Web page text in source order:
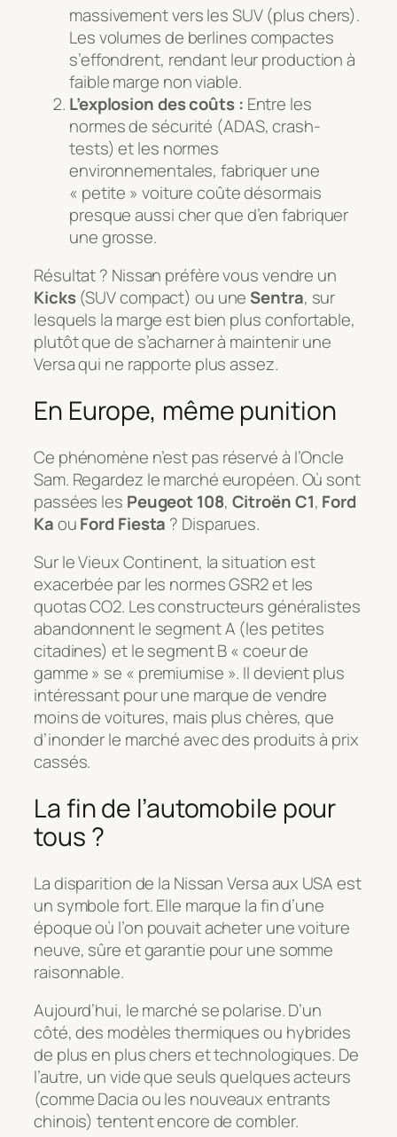
massivement vers les SUV (plus chers).
Les volumes de berlines compactes
s’effondrent, rendant leur production à
faible marge non viable.
L’explosion des coûts : Entre les
normes de sécurité (ADAS, crash-
tests) et les normes
environnementales, fabriquer une
« petite » voiture coûte désormais
presque aussi cher que d’en fabriquer
une grosse.
Résultat ? Nissan préfère vous vendre un
Kicks(SUV compact) ou uneSentra, sur
lesquels la marge est bien plus confortable,
plutôt que de s’acharner à maintenir une
Versa qui ne rapporte plus assez.
En Europe, même punition
Ce phénomène n’est pas réservé à l’Oncle
Sam. Regardez le marché européen. Où sont
passées les Peugeot 108, Citroën C1, Ford
KaouFord Fiesta ? Disparues.
Sur le Vieux Continent, la situation est
exacerbée par les normes GSR2 et les
quotas CO2. Les constructeurs généralistes
abandonnent le segment A (les petites
citadines) et le segment B « coeur de
gamme » se « premiumise ». Il devient plus
intéressant pour une marque de vendre
moins de voitures, mais plus chères, que
d’inonder le marché avec des produits à prix
cassés.
La fin de l’automobile pour
tous ?
La disparition de la Nissan Versa aux USA est
un symbole fort. Elle marque la fin d’une
époque où l’on pouvait acheter une voiture
neuve, sûre et garantie pour une somme
raisonnable.
Aujourd’hui, le marché se polarise. D’un
côté, des modèles thermiques ou hybrides
de plus en plus chers et technologiques. De
l’autre, un vide que seuls quelques acteurs
(comme Dacia ou les nouveaux entrants
chinois) tentent encore de combler.